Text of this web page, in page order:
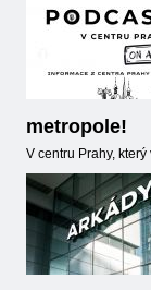
metropole!
V centru Prahy,